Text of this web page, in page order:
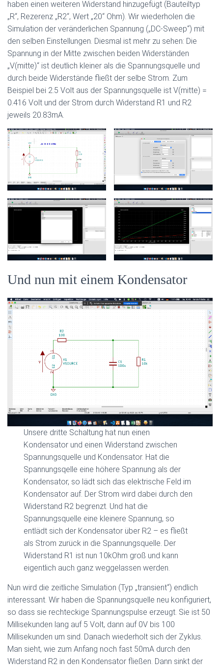
haben einen weiteren Widerstand hinzugefügt (Bauteiltyp
„R“, Rezerenz „R2“, Wert „20“ Ohm). Wir wiederholen die
Simulation der veränderlichen Spannung („DC-Sweep“) mit
den selben Einstellungen. Diesmal ist mehr zu sehen: Die
Spannung in der Mitte zwischen beiden Widerständen
„V(mitte)“ ist deutlich kleiner als die Spannungsquelle und
durch beide Widerstände fließt der selbe Strom. Zum
Beispiel bei 2.5 Volt aus der Spannungsquelle ist V(mitte) =
0.416 Volt und der Strom durch Widerstand R1 und R2
jeweils 20.83mA.
Und nun mit einem Kondensator
Unsere dritte Schaltung hat nun einen
Kondensator und einen Widerstand zwischen
Spannungsquelle und Kondensator. Hat die
Spannungsqelle eine höhere Spannung als der
Kondensator, so lädt sich das elektrische Feld im
Kondensator auf. Der Strom wird dabei durch den
Widerstand R2 begrenzt. Und hat die
Spannungsquelle eine kleinere Spannung, so
entlädt sich der Kondensator über R2 – es fließt
als Strom zurück in die Spannungsquelle. Der
Widerstand R1 ist nun 10kOhm groß und kann
eigentlich auch ganz weggelassen werden.
Nun wird die zeitliche Simulation (Typ „transient“) endlich
interessant. Wir haben die Spannungsquelle neu konfiguriert,
so dass sie rechteckige Spannungspulse erzeugt. Sie ist 50
Millisekunden lang auf 5 Volt, dann auf 0V bis 100
Millisekunden um sind. Danach wiederholt sich der Zyklus.
Man sieht, wie zum Anfang noch fast 50mA durch den
Widerstand R2 in den Kondensator fließen. Dann sinkt der